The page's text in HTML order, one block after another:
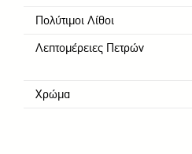
Πολύτιμοι Λίθοι
Λεπτομέρειες Πετρών
Χρώμα